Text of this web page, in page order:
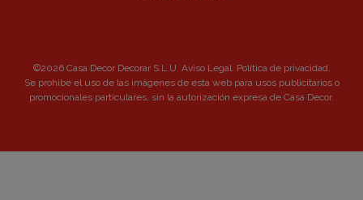
©2026 Casa Decor Decorar S.L.U. Aviso Legal. Política de privacidad.
Se prohibe el uso de las imágenes de esta web para usos publicitarios o
promocionales particulares, sin la autorización expresa de Casa Decor.